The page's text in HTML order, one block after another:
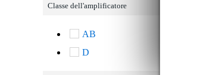
Classe dell'amplificatore
AB
D